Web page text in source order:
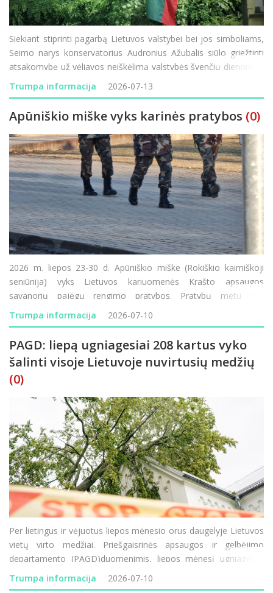
Siekiant stiprinti pagarbą Lietuvos valstybei bei jos simboliams,
Seimo narys konservatorius Audronius Ažubalis siūlo griežtinti
atsakomybę už vėliavos neiškėlimą valstybės švenčių dienomis.
Administracinių nusižengimų kodekso (ANK) pakeitimo projektą
įregistravęs parlament
Trumpa informacija 2026-07-13
Apūniškio miške vyks karinės pratybos (0)
2026 m. liepos 23-30 d. Apūniškio miške (Rokiškio kaimiškoji
seniūnija) vyks Lietuvos kariuomenės Krašto apsaugos
savanorių pajėgų rengimo pratybos. Pratybų metu bus
naudojami ginklai, imitaciniai šaudmenys, dūminė ir garsinė
pirotechnika, judės karinė tech
Trumpa informacija 2026-07-10
PAGD: liepą ugniagesiai 208 kartus vyko
šalinti visoje Lietuvoje nuvirtusių medžių
(0)
Per lietingus ir vėjuotus liepos mėnesio orus daugelyje Lietuvos
vietų virto medžiai. Priešgaisrinės apsaugos ir gelbėjimo
departamento (PAGD)duomenimis, liepos mėnesį ugniagesiai
gelbėtojai jau atliko 208 darbus, susijusius su nuvirtusių medžių
ant važiuojamosios kelio dalies ir kitų vietų
Trumpa informacija 2026-07-10